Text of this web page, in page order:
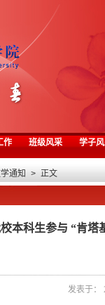
作 班级风采 学子
通知 > 正文
本科生参与 “肯塔
发表于：